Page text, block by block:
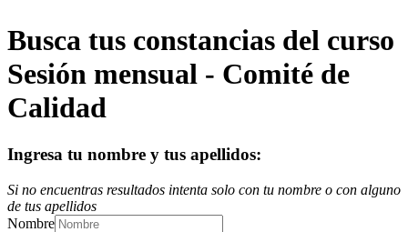
Busca tus constancias del curso
Sesión mensual - Comité de
Calidad
Ingresa tu nombre y tus apellidos:
Si no encuentras resultados intenta solo con tu nombre o con alguno
de tus apellidos
Nombre